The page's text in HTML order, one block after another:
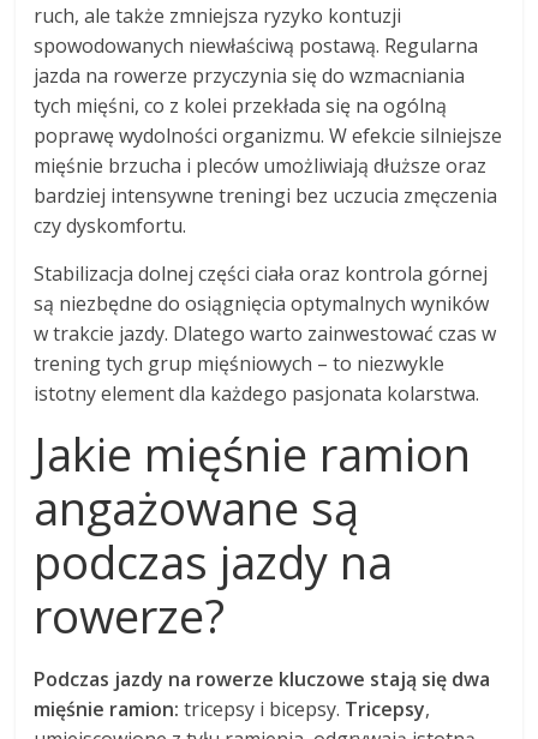
ruch, ale także zmniejsza ryzyko kontuzji
spowodowanych niewłaściwą postawą. Regularna
jazda na rowerze przyczynia się do wzmacniania
tych mięśni, co z kolei przekłada się na ogólną
poprawę wydolności organizmu. W efekcie silniejsze
mięśnie brzucha i pleców umożliwiają dłuższe oraz
bardziej intensywne treningi bez uczucia zmęczenia
czy dyskomfortu.
Stabilizacja dolnej części ciała oraz kontrola górnej
są niezbędne do osiągnięcia optymalnych wyników
w trakcie jazdy. Dlatego warto zainwestować czas w
trening tych grup mięśniowych – to niezwykle
istotny element dla każdego pasjonata kolarstwa.
Jakie mięśnie ramion
angażowane są
podczas jazdy na
rowerze?
Podczas jazdy na rowerze kluczowe stają się dwa
mięśnie ramion: tricepsy i bicepsy. Tricepsy,